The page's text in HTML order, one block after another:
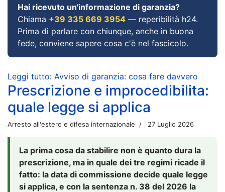
Hai ricevuto un'informazione di garanzia?
Chiama +39 335 669 3954 — reperibilità h24.
Prima di parlare con chiunque, anche in buona
fede, conviene sapere cosa c'è nel fascicolo.
Leggi tutto: Avviso di garanzia: cosa fare davvero
Prescrizione e improcedibilita:
quale legge si applica
Arresto all'estero e difesa internazionale 27 Luglio 2026
La prima cosa da stabilire non è quanto dura la
prescrizione, ma in quale dei tre regimi ricade il
fatto: la data di commissione decide quale legge
si applica, e con la sentenza n. 38 del 2026 la